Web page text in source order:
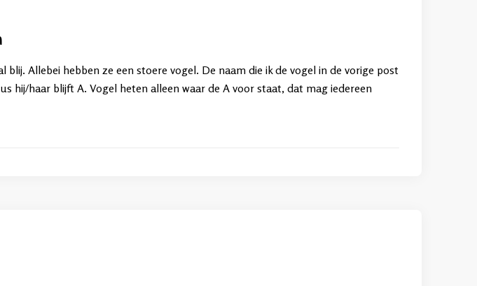
Allebei hebben ze een stoere vogel. De naam die ik de vogel in de vorige post
hij/haar blijft A. Vogel heten alleen waar de A voor staat, dat mag iedereen